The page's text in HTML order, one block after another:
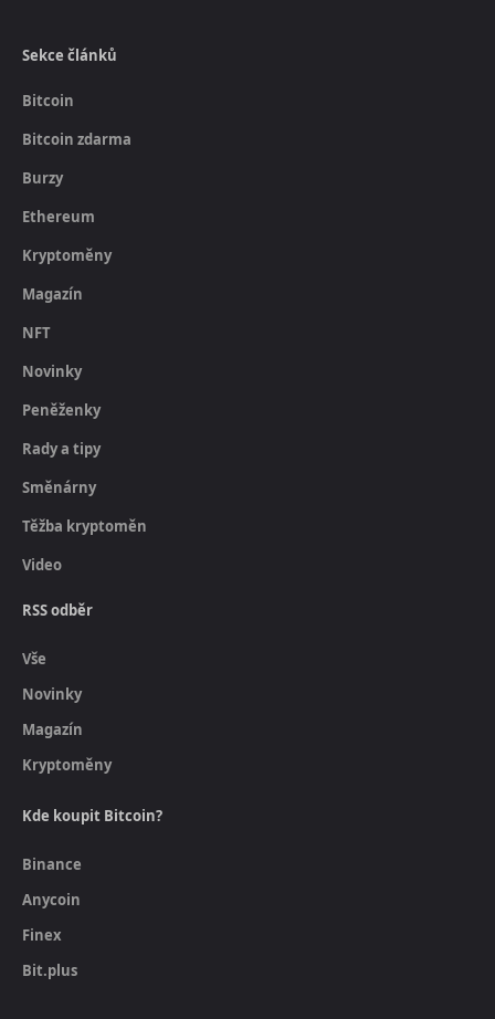
Sekce článků
Bitcoin
Bitcoin zdarma
Burzy
Ethereum
Kryptoměny
Magazín
NFT
Novinky
Peněženky
Rady a tipy
Směnárny
Těžba kryptoměn
Video
RSS odběr
Vše
Novinky
Magazín
Kryptoměny
Kde koupit Bitcoin?
Binance
Anycoin
Finex
Bit.plus